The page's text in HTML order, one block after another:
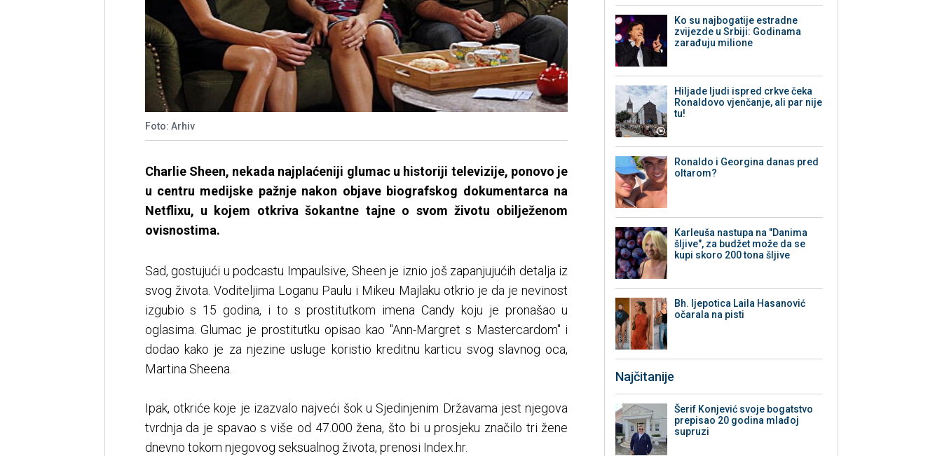
Foto: Arhiv
Charlie Sheen, nekada najplaćeniji glumac u historiji televizije, ponovo je
u centru medijske pažnje nakon objave biografskog dokumentarca na
Netflixu, u kojem otkriva šokantne tajne o svom životu obilježenom
ovisnostima.
Sad, gostujući u podcastu Impaulsive, Sheen je iznio još zapanjujućih detalja iz
svog života. Voditeljima Loganu Paulu i Mikeu Majlaku otkrio je da je nevinost
izgubio s 15 godina, i to s prostitutkom imena Candy koju je pronašao u
oglasima. Glumac je prostitutku opisao kao "Ann-Margret s Mastercardom" i
dodao kako je za njezine usluge koristio kreditnu karticu svog slavnog oca,
Martina Sheena.
Ipak, otkriće koje je izazvalo najveći šok u Sjedinjenim Državama jest njegova
tvrdnja da je spavao s više od 47.000 žena, što bi u prosjeku značilo tri žene
dnevno tokom njegovog seksualnog života, prenosi Index.hr.
Ko su najbogatije estradne
zvijezde u Srbiji: Godinama
zarađuju milione
Hiljade ljudi ispred crkve čeka
Ronaldovo vjenčanje, ali par nije
tu!
Ronaldo i Georgina danas pred
oltarom?
Karleuša nastupa na "Danima
šljive", za budžet može da se
kupi skoro 200 tona šljive
Bh. ljepotica Laila Hasanović
očarala na pisti
Najčitanije
Šerif Konjević svoje bogatstvo
prepisao 20 godina mlađoj
supruzi